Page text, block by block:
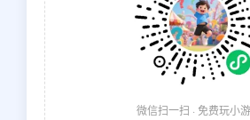
微信扫一扫 · 免费玩小